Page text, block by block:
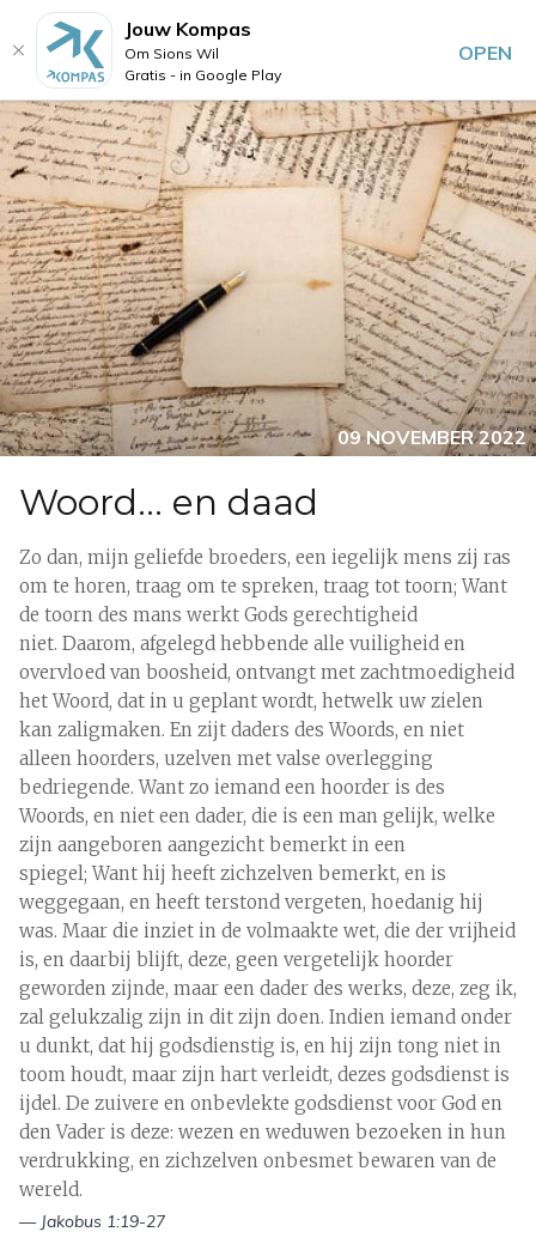
09 NOVEMBER 2022
Woord… en daad
Zo dan, mijn geliefde broeders, een iegelijk mens zij ras
om te horen, traag om te spreken, traag tot toorn; Want
de toorn des mans werkt Gods gerechtigheid
niet. Daarom, afgelegd hebbende alle vuiligheid en
overvloed van boosheid, ontvangt met zachtmoedigheid
het Woord, dat in u geplant wordt, hetwelk uw zielen
kan zaligmaken. En zijt daders des Woords, en niet
alleen hoorders, uzelven met valse overlegging
bedriegende. Want zo iemand een hoorder is des
Woords, en niet een dader, die is een man gelijk, welke
zijn aangeboren aangezicht bemerkt in een
spiegel; Want hij heeft zichzelven bemerkt, en is
weggegaan, en heeft terstond vergeten, hoedanig hij
was. Maar die inziet in de volmaakte wet, die der vrijheid
is, en daarbij blijft, deze, geen vergetelijk hoorder
geworden zijnde, maar een dader des werks, deze, zeg ik,
zal gelukzalig zijn in dit zijn doen. Indien iemand onder
u dunkt, dat hij godsdienstig is, en hij zijn tong niet in
toom houdt, maar zijn hart verleidt, dezes godsdienst is
ijdel. De zuivere en onbevlekte godsdienst voor God en
den Vader is deze: wezen en weduwen bezoeken in hun
verdrukking, en zichzelven onbesmet bewaren van de
wereld.
— Jakobus 1:19-27
Jouw Kompas
Om Sions Wil
Gratis - in Google Play
OPEN